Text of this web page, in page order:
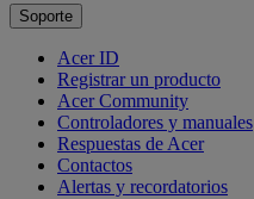
Soporte
Acer ID
Registrar un producto
Acer Community
Controladores y manuales
Respuestas de Acer
Contactos
Alertas y recordatorios